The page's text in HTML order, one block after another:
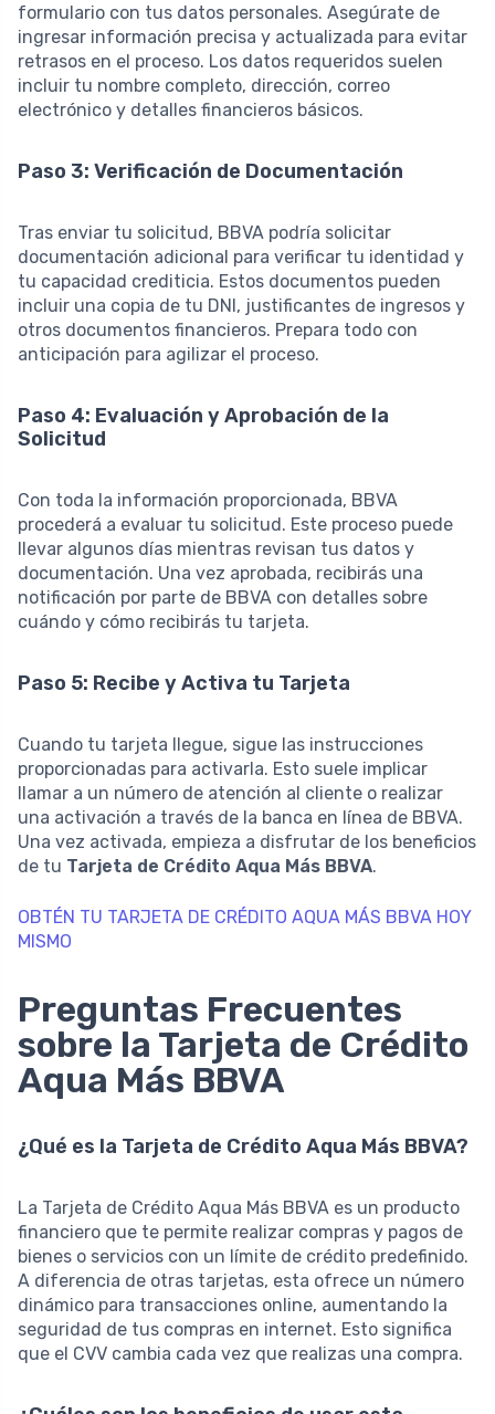
formulario con tus datos personales. Asegúrate de
ingresar información precisa y actualizada para evitar
retrasos en el proceso. Los datos requeridos suelen
incluir tu nombre completo, dirección, correo
electrónico y detalles financieros básicos.
Paso 3: Verificación de Documentación
Tras enviar tu solicitud, BBVA podría solicitar
documentación adicional para verificar tu identidad y
tu capacidad crediticia. Estos documentos pueden
incluir una copia de tu DNI, justificantes de ingresos y
otros documentos financieros. Prepara todo con
anticipación para agilizar el proceso.
Paso 4: Evaluación y Aprobación de la
Solicitud
Con toda la información proporcionada, BBVA
procederá a evaluar tu solicitud. Este proceso puede
llevar algunos días mientras revisan tus datos y
documentación. Una vez aprobada, recibirás una
notificación por parte de BBVA con detalles sobre
cuándo y cómo recibirás tu tarjeta.
Paso 5: Recibe y Activa tu Tarjeta
Cuando tu tarjeta llegue, sigue las instrucciones
proporcionadas para activarla. Esto suele implicar
llamar a un número de atención al cliente o realizar
una activación a través de la banca en línea de BBVA.
Una vez activada, empieza a disfrutar de los beneficios
de tu Tarjeta de Crédito Aqua Más BBVA.
OBTÉN TU TARJETA DE CRÉDITO AQUA MÁS BBVA HOY
MISMO
Preguntas Frecuentes
sobre la Tarjeta de Crédito
Aqua Más BBVA
¿Qué es la Tarjeta de Crédito Aqua Más BBVA?
La Tarjeta de Crédito Aqua Más BBVA es un producto
financiero que te permite realizar compras y pagos de
bienes o servicios con un límite de crédito predefinido.
A diferencia de otras tarjetas, esta ofrece un número
dinámico para transacciones online, aumentando la
seguridad de tus compras en internet. Esto significa
que el CVV cambia cada vez que realizas una compra.